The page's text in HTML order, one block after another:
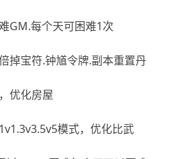
GM.每个天可困难1次
掉宝符.钟馗令牌.副本重置丹
优化房屋
模式，优化比武